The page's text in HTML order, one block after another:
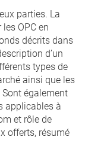
parties. La
OPC en
décrits dans
d’un
types de
ainsi que les
également
applicables à
et rôle de
offerts, résumé